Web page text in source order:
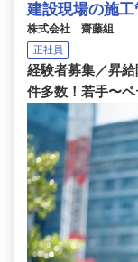
建設現場の施工
株式会社 齋藤組
正社員
経験者募集／昇
件多数！若手〜ベ